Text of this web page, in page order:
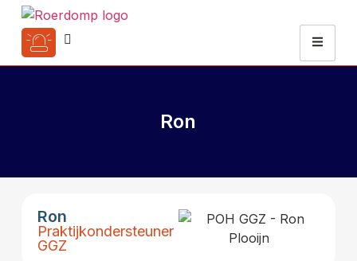
Ron
Ron
Praktijkondersteuner
GGZ